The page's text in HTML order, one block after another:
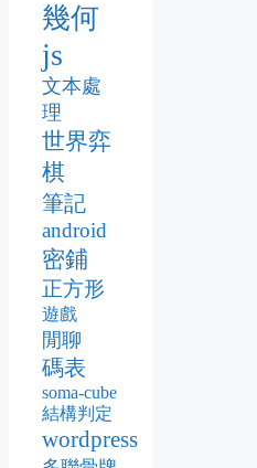
幾何
js
文本處
理
世界弈
棋
筆記
android
密鋪
正方形
遊戲
閒聊
碼表
soma-cube
結構判定
wordpress